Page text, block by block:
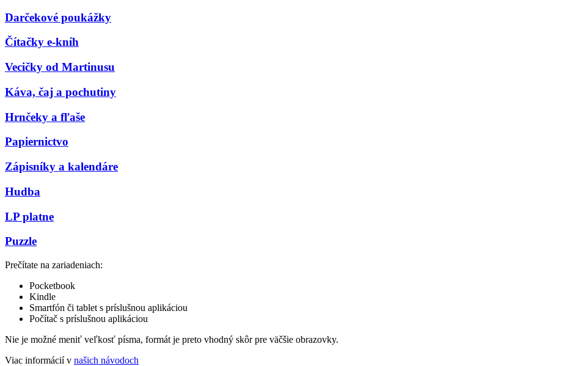
Darčekové poukážky
Čítačky e-kníh
Vecičky od Martinusu
Káva, čaj a pochutiny
Hrnčeky a fľaše
Papiernictvo
Zápisníky a kalendáre
Hudba
LP platne
Puzzle
Prečítate na zariadeniach:
Pocketbook
Kindle
Smartfón či tablet s príslušnou aplikáciou
Počítač s príslušnou aplikáciou
Nie je možné meniť veľkosť písma, formát je preto vhodný skôr pre väčšie obrazovky.
Viac informácií v našich návodoch